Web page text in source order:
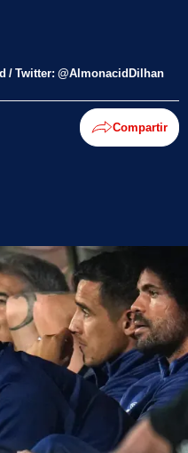
/ Twitter: @AlmonacidDilhan
Compartir